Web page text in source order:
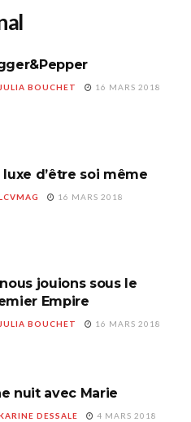
JULIA BOUCHET 16 MARS 2018
luxe d’être soi même
16 MARS 2018
jouions sous le
Empire
JULIA BOUCHET 16 MARS 2018
nuit avec Marie
DESSALE 4 MARS 2018